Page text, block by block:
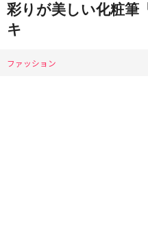
彩りが美しい化粧筆
キ
ファッション